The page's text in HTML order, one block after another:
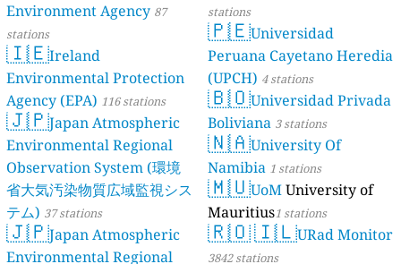
Environment Agency 87
stations
🇮🇪Ireland
Environmental Protection
Agency (EPA) 116 stations
🇯🇵Japan Atmospheric
Environmental Regional
Observation System (環境
省大気汚染物質広域監視シス
テム) 37 stations
🇯🇵Japan Atmospheric
Environmental Regional
stations
🇵🇪Universidad
Peruana Cayetano Heredia
(UPCH) 4 stations
🇧🇴Universidad Privada
Boliviana 3 stations
🇳🇦University Of
Namibia 1 stations
🇲🇺UoMUniversity of
Mauritius1 stations
🇷🇴🇮🇱URad Monitor
3842 stations